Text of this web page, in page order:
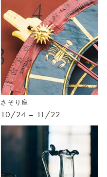
さそり座
10/24 – 11/22